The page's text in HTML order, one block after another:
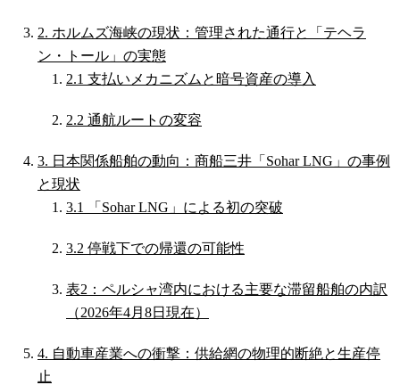
2. ホルムズ海峡の現状：管理された通行と「テヘラ
ン・トール」の実態
2.1 支払いメカニズムと暗号資産の導入
2.2 通航ルートの変容
3. 日本関係船舶の動向：商船三井「Sohar LNG」の事例
と現状
3.1 「Sohar LNG」による初の突破
3.2 停戦下での帰還の可能性
表2：ペルシャ湾内における主要な滞留船舶の内訳
（2026年4月8日現在）
4. 自動車産業への衝撃：供給網の物理的断絶と生産停
止